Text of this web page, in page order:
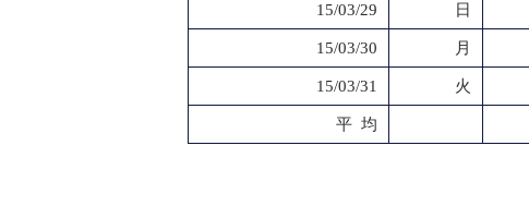
15/03/29 日
15/03/30 月
15/03/31 火
平 均